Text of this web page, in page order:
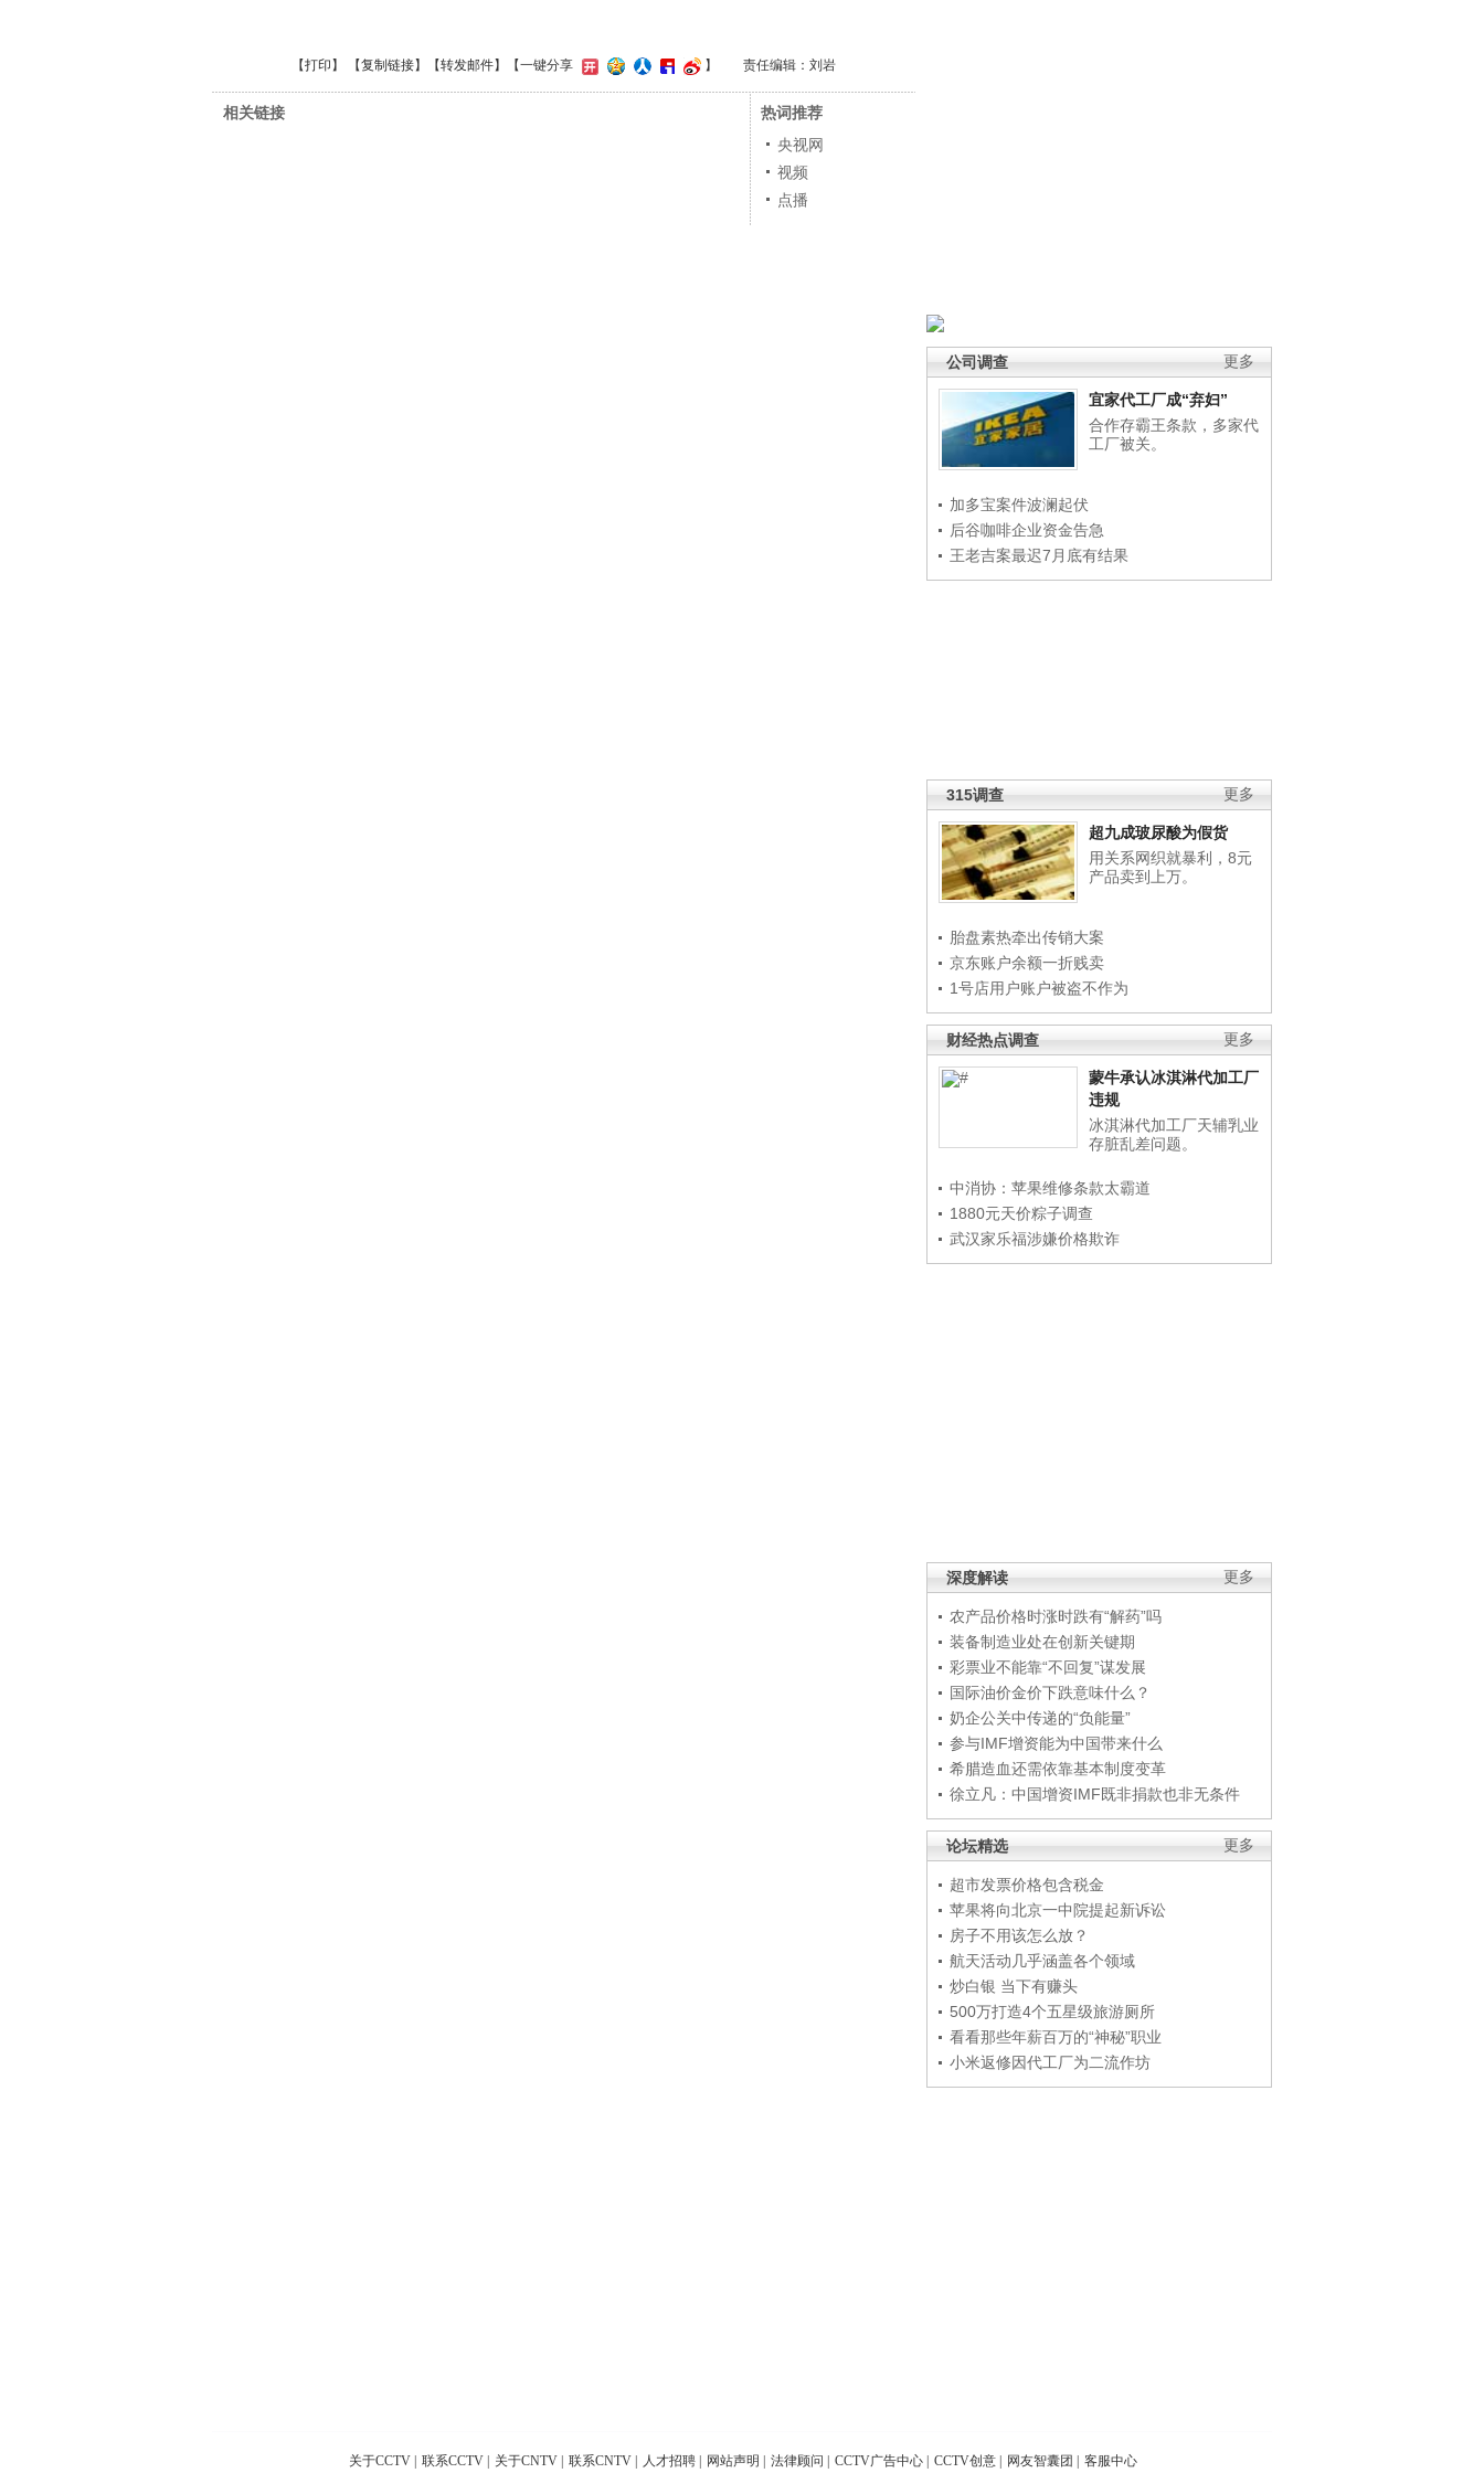
更多
公司调查
宜家代工厂成“弃妇”
合作存霸王条款，多家代
工厂被关。
加多宝案件波澜起伏
后谷咖啡企业资金告急
王老吉案最迟7月底有结果
更多
315调查
超九成玻尿酸为假货
用关系网织就暴利，8元
产品卖到上万。
胎盘素热牵出传销大案
京东账户余额一折贱卖
1号店用户账户被盗不作为
更多
财经热点调查
蒙牛承认冰淇淋代加工厂
违规
冰淇淋代加工厂天辅乳业
存脏乱差问题。
中消协：苹果维修条款太霸道
1880元天价粽子调查
武汉家乐福涉嫌价格欺诈
更多
深度解读
农产品价格时涨时跌有“解药”吗
装备制造业处在创新关键期
彩票业不能靠“不回复”谋发展
国际油价金价下跌意味什么？
奶企公关中传递的“负能量”
参与IMF增资能为中国带来什么
希腊造血还需依靠基本制度变革
徐立凡：中国增资IMF既非捐款也非无条件
更多
论坛精选
超市发票价格包含税金
苹果将向北京一中院提起新诉讼
房子不用该怎么放？
航天活动几乎涵盖各个领域
炒白银 当下有赚头
500万打造4个五星级旅游厕所
看看那些年薪百万的“神秘”职业
小米返修因代工厂为二流作坊
【打印 】 【复制链接】【转发邮件】 【一键分享 】 责任编辑：刘岩
相关链接
热词推荐
央视网
视频
点播
关于CCTV 联系CCTV 关于CNTV 联系CNTV 人才招聘 网站声明 法律顾问 CCTV广告中心 CCTV创意 网友智囊团 客服中心